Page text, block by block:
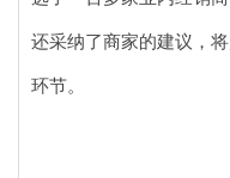
还采纳了商家的建议，
环节。